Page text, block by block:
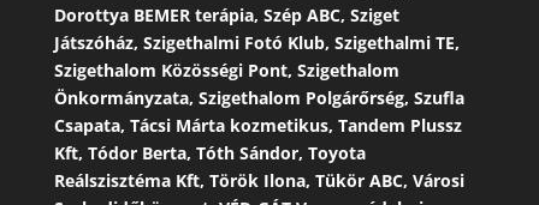
Dorottya BEMER terápia, Szép ABC, Sziget
Játszóház, Szigethalmi Fotó Klub, Szigethalmi TE,
Szigethalom Közösségi Pont, Szigethalom
Önkormányzata, Szigethalom Polgárőrség, Szufla
Csapata, Tácsi Márta kozmetikus, Tandem Plussz
Kft, Tódor Berta, Tóth Sándor, Toyota
Reálszisztéma Kft, Török Ilona, Tükör ABC, Városi